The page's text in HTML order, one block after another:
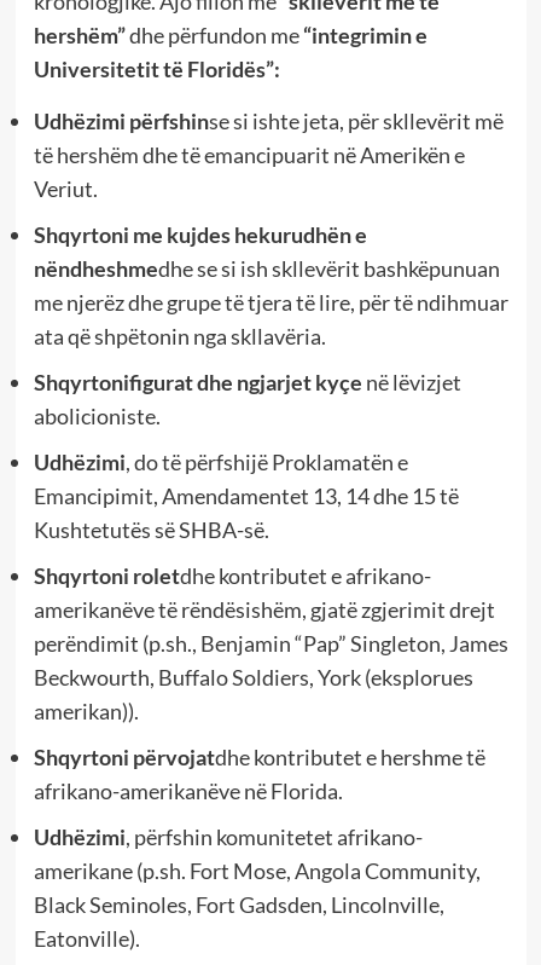
hershëm”dhe përfundon me“integrimin e
Universitetit të Floridës”:
Udhëzimi përfshinse si ishte jeta, për skllevërit më
të hershëm dhe të emancipuarit në Amerikën e
Veriut.
Shqyrtoni me kujdes hekurudhën e
nëndheshmedhe se si ish skllevërit bashkëpunuan
me njerëz dhe grupe të tjera të lire, për të ndihmuar
ata që shpëtonin nga skllavëria.
Shqyrtonifigurat dhe ngjarjet kyçe në lëvizjet
abolicioniste.
Udhëzimi, do të përfshijë Proklamatën e
Emancipimit, Amendamentet 13, 14 dhe 15 të
Kushtetutës së SHBA-së.
Shqyrtoni roletdhe kontributet e afrikano-
amerikanëve të rëndësishëm, gjatë zgjerimit drejt
perëndimit (p.sh., Benjamin “Pap” Singleton, James
Beckwourth, Buffalo Soldiers, York (eksplorues
amerikan)).
Shqyrtoni përvojatdhe kontributet e hershme të
afrikano-amerikanëve në Florida.
Udhëzimi, përfshin komunitetet afrikano-
amerikane (p.sh. Fort Mose, Angola Community,
Black Seminoles, Fort Gadsden, Lincolnville,
Eatonville).